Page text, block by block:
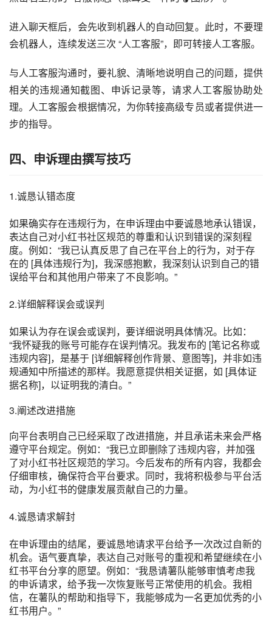
进入聊天框后，会先收到机器人的自动回复。此时，不要理
会机器人，连续发送三次 “人工客服”，即可转接人工客服。
与人工客服沟通时，要礼貌、清晰地说明自己的问题，提供
相关的违规通知截图、申诉记录等，请求人工客服协助处
理。人工客服会根据情况，为你转接高级专员或者提供进一
步的指导。
四、申诉理由撰写技巧
1.诚恳认错态度
如果确实存在违规行为，在申诉理由中要诚恳地承认错误，
表达自己对小红书社区规范的尊重和认识到错误的深刻程
度。例如：“我已认真反思了自己在平台上的行为，对于存
在的 [具体违规行为]，我深感抱歉，我深刻认识到自己的错
误给平台和其他用户带来了不良影响。”
2.详细解释误会或误判
如果认为存在误会或误判，要详细说明具体情况。比如：
“我怀疑我的账号可能存在误判情况。我发布的 [笔记名称或
违规内容]，是基于 [详细解释创作背景、意图等]，并非如违
规通知中所描述的那样。我愿意提供相关证据，如 [具体证
据名称]，以证明我的清白。”
3.阐述改进措施
向平台表明自己已经采取了改进措施，并且承诺未来会严格
遵守平台规定。例如：“我已立即删除了违规内容，并加强
了对小红书社区规范的学习。今后发布的所有内容，我都会
仔细审核，确保符合平台要求。同时，我将积极参与平台活
动，为小红书的健康发展贡献自己的力量。
4.诚恳请求解封
在申诉理由的结尾，要诚恳地请求平台给予一次改过自新的
机会。语气要真挚，表达自己对账号的重视和希望继续在小
红书平台分享的愿望。例如：“我恳请薯队能够审慎考虑我
的申诉请求，给予我一次恢复账号正常使用的机会。我相
信，在薯队的帮助和指导下，我能够成为一名更加优秀的小
红书用户。”